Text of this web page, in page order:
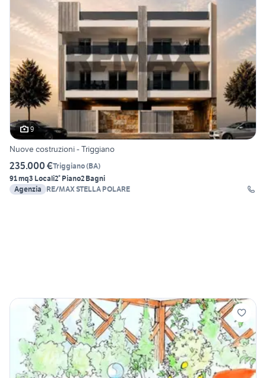
9
Nuove costruzioni - Triggiano
235.000 €Triggiano(BA)
91 mq3 Locali2° Piano2 Bagni
Agenzia
RE/MAX STELLA POLARE